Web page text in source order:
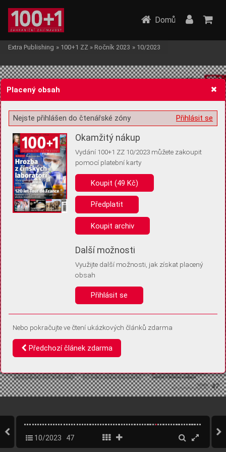
Žádost o souhlas s ukládáním volitelných informací
Pro základní fungování webu nepotřebujeme ukládat žádné informace
(tzv. cookies apod.). Rádi bychom vás ale požádali o souhlas s
uložením volitelných informací:
Anonymní unikátní ID
Díky němu příště poznáme, že se jedná o stejné zařízení, a
Identifikátor je zcela anonymní.
Vaše souhlasy a odmítnutí si ukládáme do vašeho zařízení, abychom se
vás už příště znovu neptali. Můžete je kdykoli později upravit ve Správě
Domů
Extra Publishing » 100+1 ZZ » Ročník 2023 » 10/2023
10/2023 47
Placený obsah
Přihlásit se
Nejste přihlášen do čtenářské zóny
Okamžitý nákup
Vydání 100+1 ZZ 10/2023 můžete zakoupit
pomocí platební karty
Koupit (49 Kč)
Předplatit
Koupit archiv
Další možnosti
Využijte další možnosti, jak získat placený
obsah
Přihlásit se
Nebo pokračujte ve čtení ukázkových článků zdarma
Předchozí článek zdarma